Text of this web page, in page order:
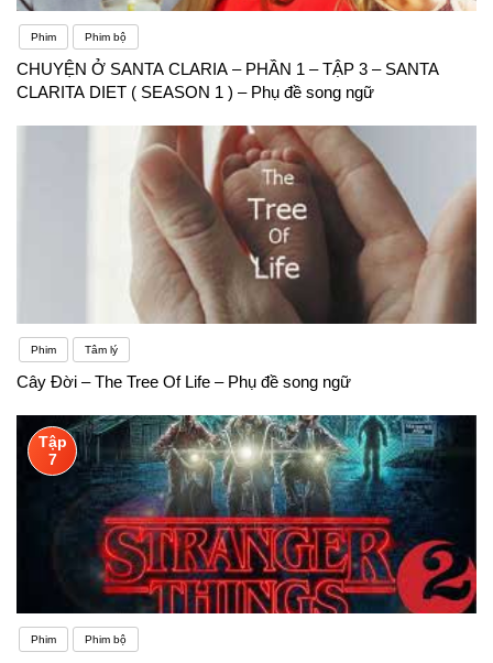
Phim Phim bộ
CHUYỆN Ở SANTA CLARIA – PHẦN 1 – TẬP 3 – SANTA
CLARITA DIET ( SEASON 1 ) – Phụ đề song ngữ
Phim Tâm lý
Cây Đời – The Tree Of Life – Phụ đề song ngữ
Tập
7
Phim Phim bộ